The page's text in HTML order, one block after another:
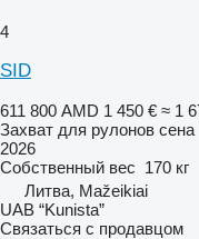
4
SID
611 800 AMD 1 450 € ≈ 1
Захват для рулонов сена
2026
Собственный вес 170 кг
Литва, Mažeikiai
UAB “Kunista”
Связаться с продавцом